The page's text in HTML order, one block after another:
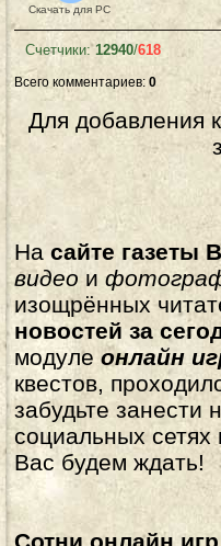
Скачать для PC
Счетчики:12940/618
Всего комментариев: 0
Для добавления
На сайте газеты
видео и
изощрённых
новостей за
модуле онлайн
квестов,
забудьте
социальных
Вас будем ждать!